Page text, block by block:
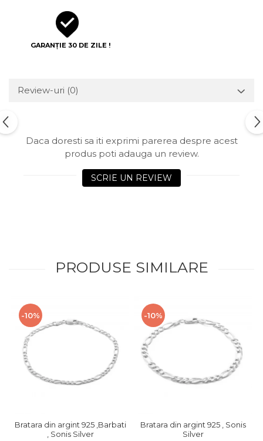
GARANȚIE 30 DE ZILE !
Review-uri (0)
Daca doresti sa iti exprimi parerea despre acest
produs poti adauga un review.
SCRIE UN REVIEW
PRODUSE SIMILARE
-10%
Bratara din argint 925 ,Barbati
, Sonis Silver
-10%
Bratara din argint 925 , Sonis
Silver